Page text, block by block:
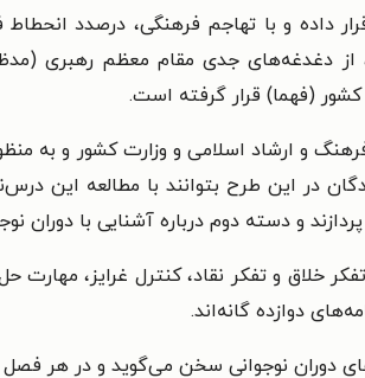
داده و با تهاجم فرهنگی، درصدد
دغدغه‌های جدی مقام معظم رهبری
(فهما) قرار گرفته است.
و ارشاد اسلامی و وزارت کشور و به
در این طرح بتوانند با مطالعه این
و دسته دوم درباره آشنایی با دوران
خلاق و تفکر نقاد، کنترل غرایز،
دوازده گانه‌اند.
دوران نوجوانی سخن می‌گوید و در هر فصل